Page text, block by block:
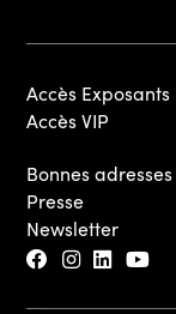
Accès Exposants
Accès VIP
Bonnes adresses
Presse
Newsletter